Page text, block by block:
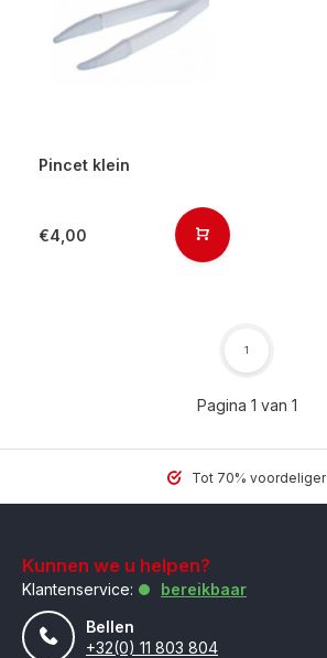
Pincet klein
€4,00
Pagina 1 van 1
1
Tot 70% voordeliger
Kunnen we u helpen?
Klantenservice:
bereikbaar
Bellen
+32(0) 11 803 804